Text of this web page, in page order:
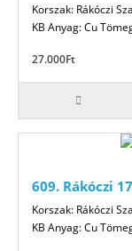
Korszak: Rákóczi
KB Anyag: Cu
27.000Ft
609. Rákóczi
Korszak: Rákóczi
KB Anyag: Cu